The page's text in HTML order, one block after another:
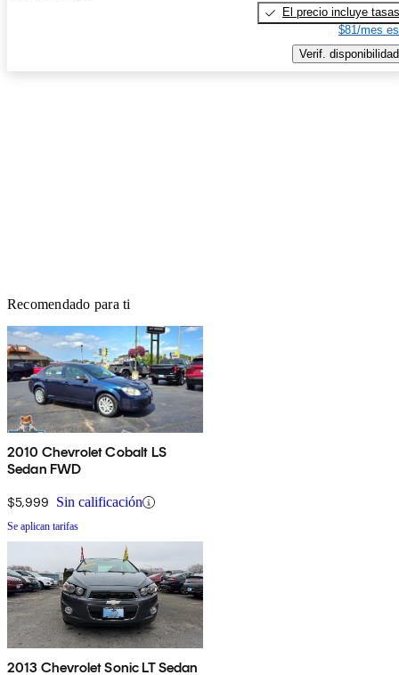
El precio incluye tasas
$81/mes
Verif. disponibilidad
Recomendado para ti
2010 Chevrolet Cobalt LS
Sedan FWD
$5,999 Sin calificación
Se aplican tarifas
2013 Chevrolet Sonic LT Sedan